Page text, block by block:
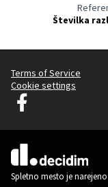
Številka
Terms of Service
Cookie settings
Decidim Ljubljana na
(Zunanja povezava)
Spletno mesto je